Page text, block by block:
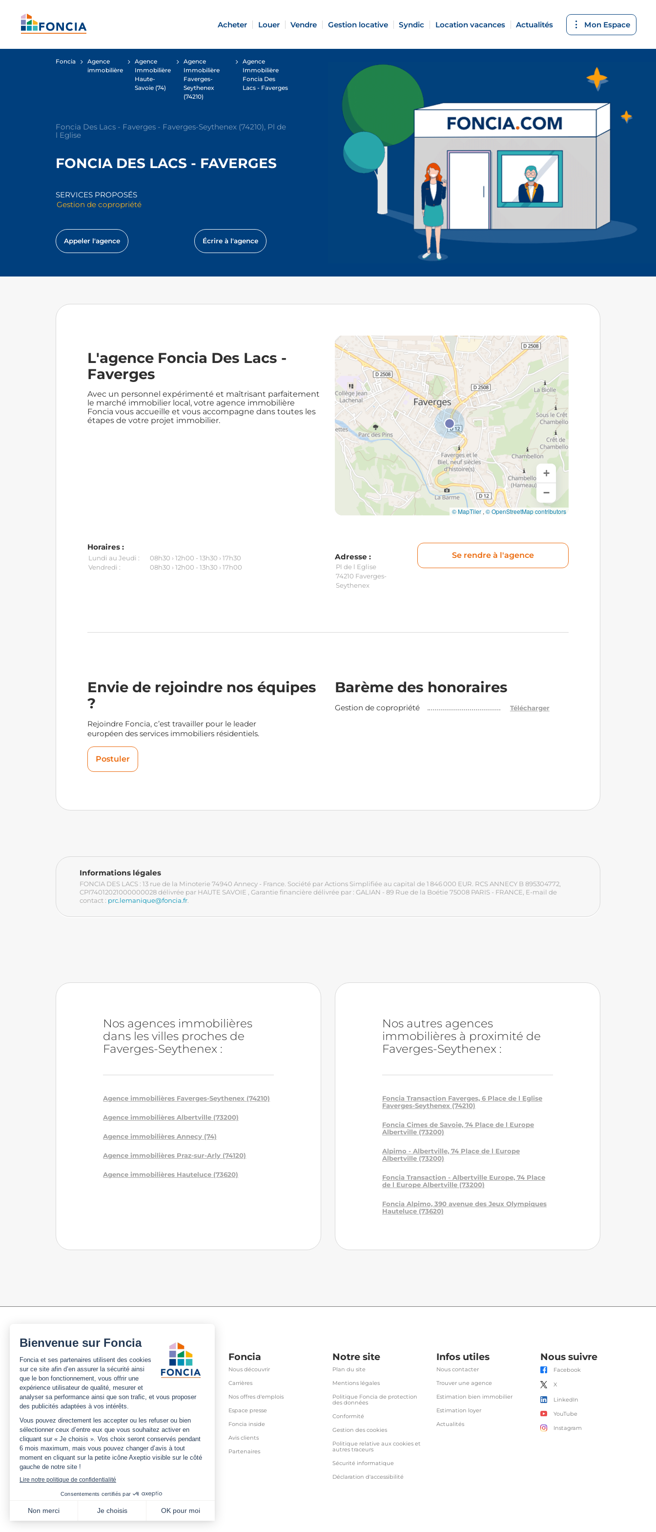
Acheter Louer Vendre Gestion locative Syndic Location vacances Actualités Mon Espace
Foncia
Agence
immobilière
Agence
Immobilière
Haute-
Savoie (74)
Agence
Immobilière
Faverges-
Seythenex
(74210)
Agence
Immobilière
Foncia Des
Lacs - Faverges
Foncia Des Lacs - Faverges - Faverges-Seythenex (74210), Pl de
l Eglise
FONCIA DES LACS - FAVERGES
SERVICES PROPOSÉS
Gestion de copropriété
Appeler l'agence Écrire à l'agence
L'agence Foncia Des Lacs -
Faverges
Avec un personnel expérimenté et maîtrisant parfaitement
le marché immobilier local, votre agence immobilière
Foncia vous accueille et vous accompagne dans toutes les
étapes de votre projet immobilier.
+
−
© MapTiler, © OpenStreetMap contributors
Horaires :
Lundi au Jeudi :
Vendredi :
08h30 › 12h00 - 13h30 › 17h30
08h30 › 12h00 - 13h30 › 17h00
Adresse :
Pl de l Eglise
74210 Faverges-
Seythenex
Se rendre à l'agence
Envie de rejoindre nos équipes
?
Rejoindre Foncia, c’est travailler pour le leader
européen des services immobiliers résidentiels.
Postuler
Barème des honoraires
Gestion de copropriété Télécharger
Informations légales
FONCIA DES LACS : 13 rue de la Minoterie 74940 Annecy - France. Société par Actions Simplifiée au capital de 1 846 000 EUR. RCS ANNECY B 895304772
CPI74012021000000028délivrée par HAUTE SAVOIE , Garantie financière délivrée par : GALIAN - 89 Rue de la Boétie 75008 PARIS - FRANCE , E-mail de
contact : prc.lemanique@foncia.fr
Nos agences immobilières
dans les villes proches de
Faverges-Seythenex :
Agence immobilières Faverges-Seythenex (74210)
Agence immobilières Albertville (73200)
Agence immobilières Annecy (74)
Agence immobilières Praz-sur-Arly (74120)
Agence immobilières Hauteluce (73620)
Nos autres agences
immobilières à proximité de
Faverges-Seythenex :
Foncia Transaction Faverges, 6 Place de l Eglise
Faverges-Seythenex (74210)
Foncia Cimes de Savoie, 74 Place de l Europe
Albertville (73200)
Alpimo - Albertville, 74 Place de l Europe
Albertville (73200)
Foncia Transaction - Albertville Europe, 74 Place
de l Europe Albertville (73200)
Foncia Alpimo, 390 avenue des Jeux Olympiques
Hauteluce (73620)
Foncia
Nous découvrir
Carrières
Nos offres d'emplois
Espace presse
Foncia inside
Avis clients
Partenaires
Notre site
Plan du site
Mentions légales
Politique Foncia de protection
des données
Conformité
Gestion des cookies
Politique relative aux cookies et
autres traceurs
Sécurité informatique
Déclaration d'accessibilité
Infos utiles
Nous contacter
Trouver une agence
Estimation bien immobilier
Estimation loyer
Actualités
Nous suivre
Facebook
X
LinkedIn
YouTube
Instagram